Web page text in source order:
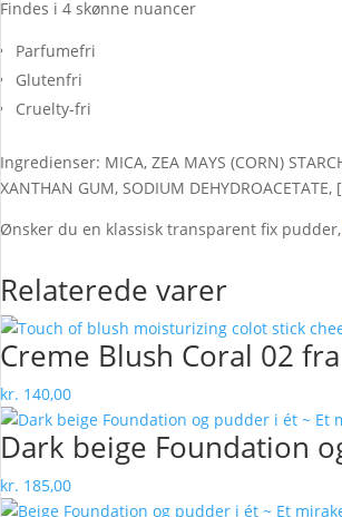
Findes i 4 skønne nuancer
Parfumefri
Glutenfri
Cruelty-fri
Ingredienser: MICA, ZEA MAYS (CORN)
XANTHAN GUM, SODIUM
Ønsker du en klassisk transparent fix pudder,
Relaterede varer
Creme Blush Coral 02
kr. 140,00
Dark beige Foundation
kr. 185,00